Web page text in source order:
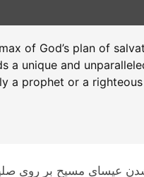
of God’s plan of
a unique and
a prophet or a righteous
عیسای مسیح بر روی صلیب